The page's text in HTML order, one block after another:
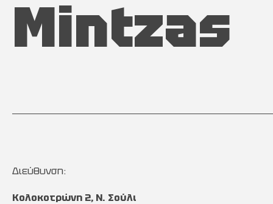
Mintzas
Διεύθυνση:
Κολοκοτρώνη 2, Ν. Σούλι